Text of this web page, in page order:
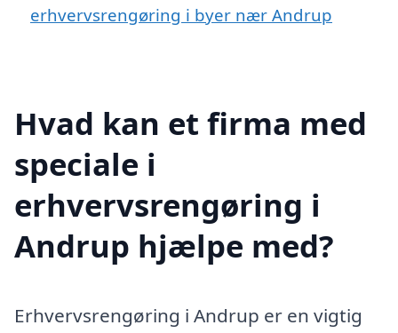
erhvervsrengøring i byer nær Andrup
Hvad kan et firma med
speciale i
erhvervsrengøring i
Andrup hjælpe med?
Erhvervsrengøring i Andrup er en vigtig